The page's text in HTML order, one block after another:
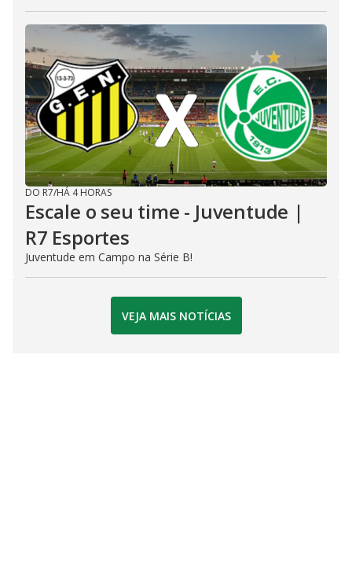
DO R7/HÁ 4 HORAS
Escale o seu time - Juventude |
R7 Esportes
Juventude em Campo na Série B!
VEJA MAIS NOTÍCIAS